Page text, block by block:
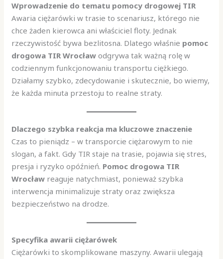
Wprowadzenie do tematu pomocy drogowej TIR
Awaria ciężarówki w trasie to scenariusz, którego nie
chce żaden kierowca ani właściciel floty. Jednak
rzeczywistość bywa bezlitosna. Dlatego właśnie pomoc
drogowa TIR Wrocław odgrywa tak ważną rolę w
codziennym funkcjonowaniu transportu ciężkiego.
Działamy szybko, zdecydowanie i skutecznie, bo wiemy,
że każda minuta przestoju to realne straty.
Dlaczego szybka reakcja ma kluczowe znaczenie
Czas to pieniądz – w transporcie ciężarowym to nie
slogan, a fakt. Gdy TIR staje na trasie, pojawia się stres,
presja i ryzyko opóźnień. Pomoc drogowa TIR
Wrocław reaguje natychmiast, ponieważ szybka
interwencja minimalizuje straty oraz zwiększa
bezpieczeństwo na drodze.
Specyfika awarii ciężarówek
Ciężarówki to skomplikowane maszyny. Awarii ulegają